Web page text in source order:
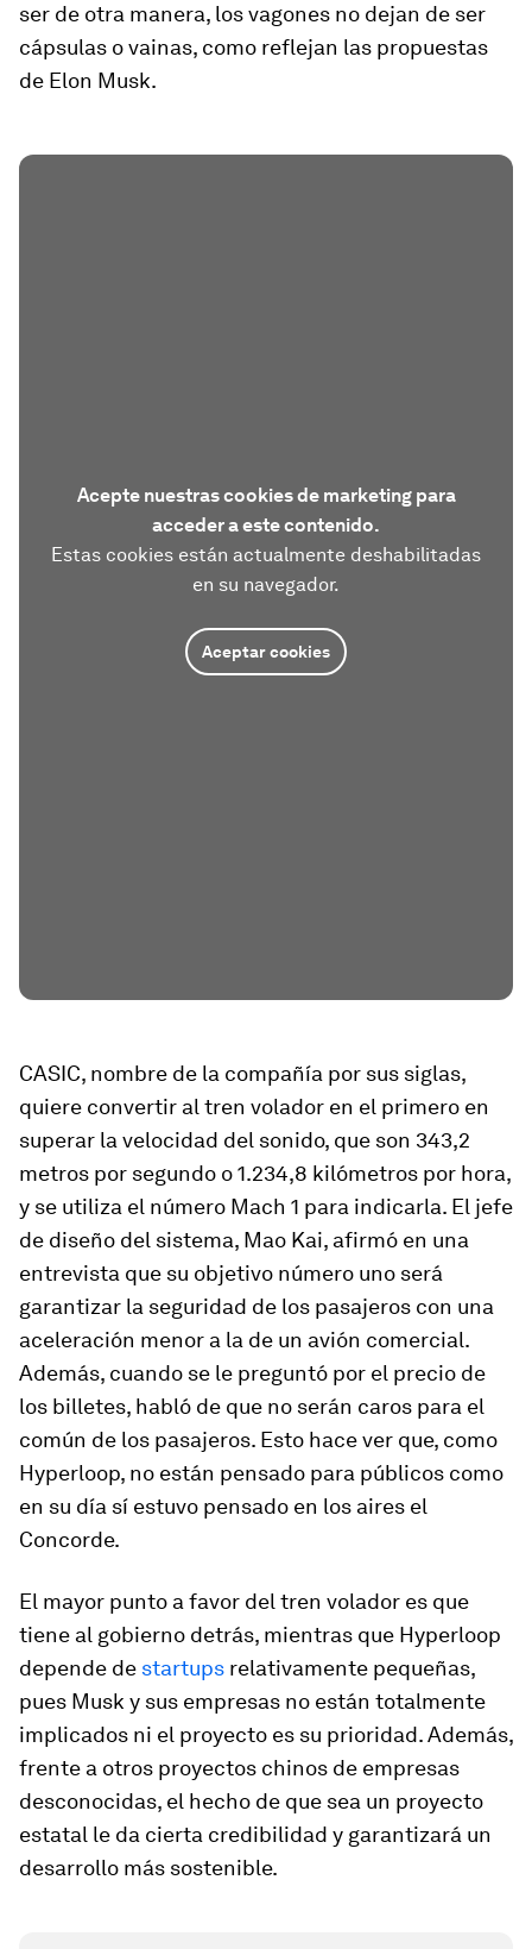
ser de otra manera, los vagones no dejan de ser
cápsulas o vainas, como reflejan las propuestas
de Elon Musk.
Acepte nuestras cookies de marketing para
acceder a este contenido.
Estas cookies están actualmente deshabilitadas
en su navegador.
Aceptar cookies
CASIC, nombre de la compañía por sus siglas,
quiere convertir al tren volador en el primero en
superar la velocidad del sonido, que son 343,2
metros por segundo o 1.234,8 kilómetros por hora,
y se utiliza el número Mach 1 para indicarla. El jefe
de diseño del sistema, Mao Kai, afirmó en una
entrevista que su objetivo número uno será
garantizar la seguridad de los pasajeros con una
aceleración menor a la de un avión comercial.
Además, cuando se le preguntó por el precio de
los billetes, habló de que no serán caros para el
común de los pasajeros. Esto hace ver que, como
Hyperloop, no están pensado para públicos como
en su día sí estuvo pensado en los aires el
Concorde.
El mayor punto a favor del tren volador es que
tiene al gobierno detrás, mientras que Hyperloop
depende de startups relativamente pequeñas,
pues Musk y sus empresas no están totalmente
implicados ni el proyecto es su prioridad. Además,
frente a otros proyectos chinos de empresas
desconocidas, el hecho de que sea un proyecto
estatal le da cierta credibilidad y garantizará un
desarrollo más sostenible.